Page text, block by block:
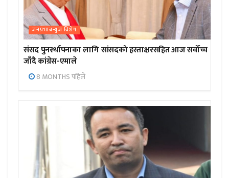
जनप्रभाबन्युज विशेष
संसद पुनर्स्थापनाका लागि सांसदको हस्ताक्षरसहित आज सर्वोच्च
जाँदै कांग्रेस-एमाले
8 MONTHS पहिले